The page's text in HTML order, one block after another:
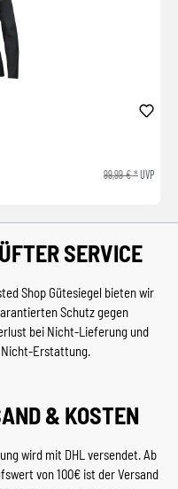
99,99 € *UVP
SERVICE
Shop Gütesiegel bieten wir
Schutz gegen
bei Nicht-Lieferung und
Nicht-Erstattung.
& KOSTEN
wird mit DHL versendet. Ab
von 100€ ist der Versand